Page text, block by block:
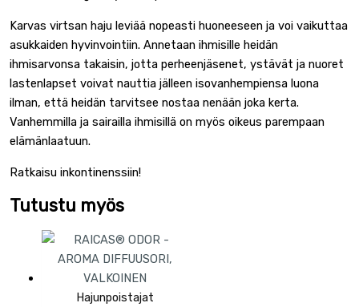
Karvas virtsan haju leviää nopeasti huoneeseen ja voi vaikuttaa
asukkaiden hyvinvointiin. Annetaan ihmisille heidän
ihmisarvonsa takaisin, jotta perheenjäsenet, ystävät ja nuoret
lastenlapset voivat nauttia jälleen isovanhempiensa luona
ilman, että heidän tarvitsee nostaa nenään joka kerta.
Vanhemmilla ja sairailla ihmisillä on myös oikeus parempaan
elämänlaatuun.
Ratkaisu inkontinenssiin!
Tutustu myös
Hajunpoistajat